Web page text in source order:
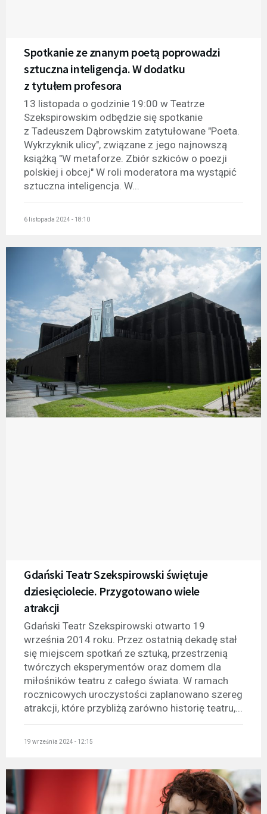
Spotkanie ze znanym poetą poprowadzi
sztuczna inteligencja. W dodatku
z tytułem profesora
13 listopada o godzinie 19:00 w Teatrze
Szekspirowskim odbędzie się spotkanie
z Tadeuszem Dąbrowskim zatytułowane "Poeta.
Wykrzyknik ulicy", związane z jego najnowszą
książką "W metaforze. Zbiór szkiców o poezji
polskiej i obcej" W roli moderatora ma wystąpić
sztuczna inteligencja. W...
6 listopada 2024 - 18:10
Gdański Teatr Szekspirowski świętuje
dziesięciolecie. Przygotowano wiele
atrakcji
Gdański Teatr Szekspirowski otwarto 19
września 2014 roku. Przez ostatnią dekadę stał
się miejscem spotkań ze sztuką, przestrzenią
twórczych eksperymentów oraz domem dla
miłośników teatru z całego świata. W ramach
rocznicowych uroczystości zaplanowano szereg
atrakcji, które przybliżą zarówno historię teatru,...
19 września 2024 - 12:15